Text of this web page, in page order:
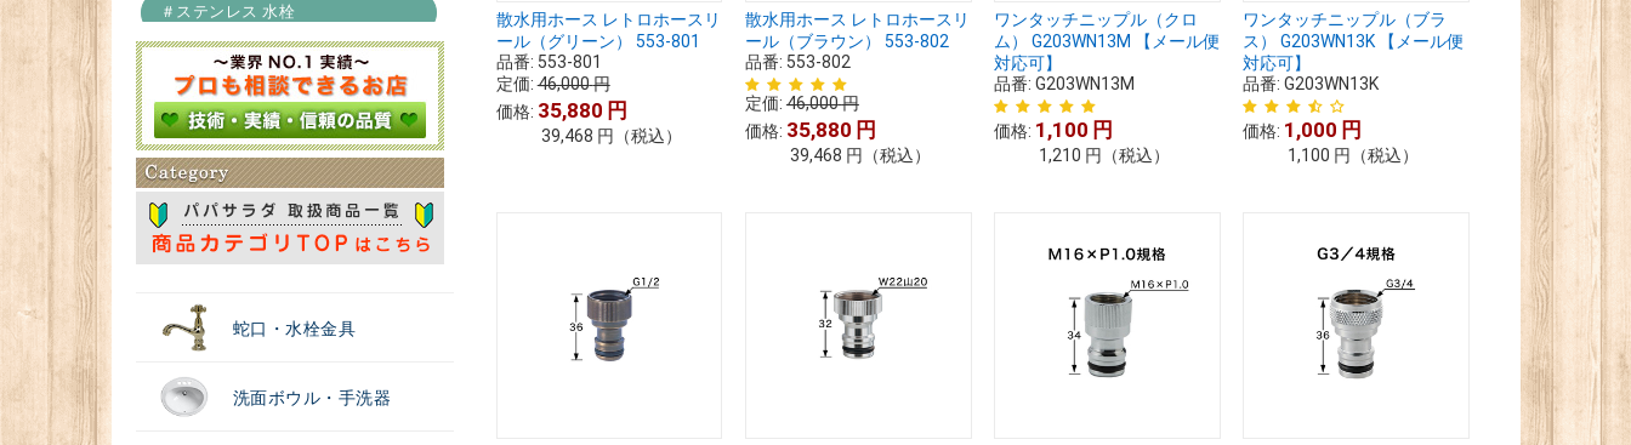
＃ステンレス 水栓
＃浄水器
蛇口・水栓金具
洗面ボウル・手洗器
散水用ホース レトロホースリ
ール（グリーン） 553-801
品番: 553-801
定価: 46,000円
価格: 35,880 円
39,468 円 （税込）
散水用ホース レトロホースリ
ール（ブラウン） 553-802
品番: 553-802
定価: 46,000円
価格: 35,880 円
39,468 円 （税込）
ワンタッチニップル（クロ
ム） G203WN13M 【メール便
対応可】
品番:G203WN13M
価格: 1,100 円
1,210 円 （税込）
ワンタッチニップル（ブラ
ス） G203WN13K 【メール便
対応可】
品番:G203WN13K
価格: 1,000 円
1,100 円 （税込）